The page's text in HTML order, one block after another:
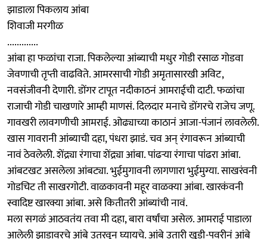
झाडाला पिकलाय आंबा
शिवाजी मरगीळ
.............
आंबा हा फळांचा राजा. पिकलेल्या आंब्याची मधुर गोडी रसाळ गोडवा
जेवणाची तृप्ती वाढविते. आमरसाची गोडी अमृतासारखी अविट,
नवसंजीवनी देणारी. डोंगर टापूत नदीकाठनं आमराईची दाटी. फळांचा
राजाची गोडी चाखणारे आम्ही माणसं. दिलदार मनाचे डोंगरचे राजेच जणू.
गावखरी लावगणीची आमराई. ओढ्याच्या काठानं आजा-पंजानं लावलेली.
खास गावरानी आंब्याची दहा, पंधरा झाडं. चव अन् रंगावरून आंब्याची
नावं ठेवलेली. शेंद्र्या रंगाचा शेंद्र्या आंबा. पांढऱ्या रंगाचा पांढरा आंबा.
आंबटखट असलेला आंबट्या. भुईमुगावनी लागणारा भुईमुग्या. साखरंवनी
गोडचिट ती साखरगोटी. वाळकावनी महूर वाळक्या आंबा. खारकंवनी
स्वादिष्ट खारक्या आंबा. असे कितीतरी आंब्यांची नावं.
मला सगळं आठवतंय तवा मी दहा, बारा वर्षांचा असेल. आमराई पाडाला
आलेली झाडावरचे आंबे उतरवून घ्यायचे. आंबे उतारी खुडी-पवरीनं आंबे